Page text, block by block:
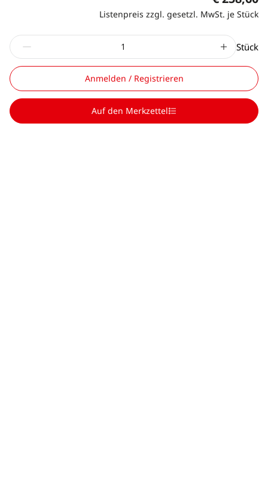
Listenpreis zzgl. gesetzl. MwSt. je Stück
Stück
Anmelden / Registrieren
Auf den Merkzettel